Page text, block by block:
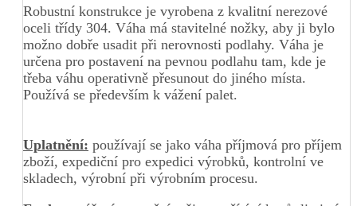
Robustní konstrukce je vyrobena z kvalitní nerezové
oceli třídy 304. Váha má stavitelné nožky, aby ji bylo
možno dobře usadit při nerovnosti podlahy. Váha je
určena pro postavení na pevnou podlahu tam, kde je
třeba váhu operativně přesunout do jiného místa.
Používá se především k vážení palet.
Uplatnění: používají se jako váha příjmová pro příjem
zboží, expediční pro expedici výrobků, kontrolní ve
skladech, výrobní při výrobním procesu.